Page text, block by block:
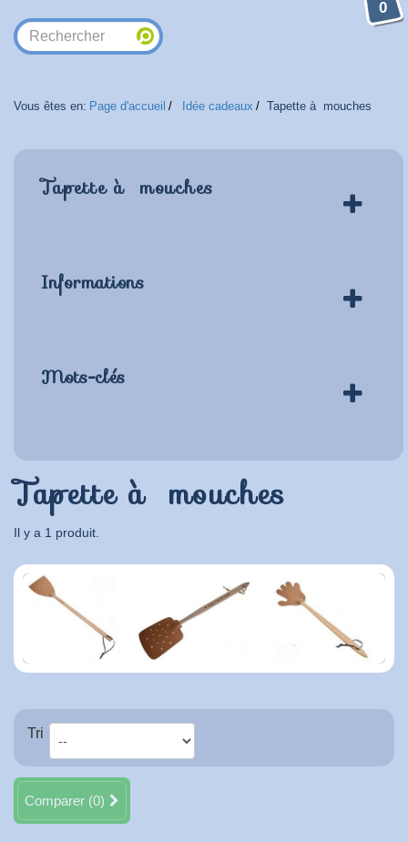
0
Vous êtes en: Page d'accueil Idée cadeaux Tapette à mouches
Tapette à mouches
Informations
Mots-clés
Tapette à mouches
Il y a 1 produit.
Tri
Comparer (0)